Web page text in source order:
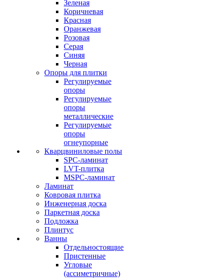
Зеленая
Коричневая
Красная
Оранжевая
Розовая
Серая
Синяя
Черная
Опоры для плитки
Регулируемые
опоры
Регулируемые
опоры
металлические
Регулируемые
опоры
огнеупорные
Кварцвиниловые полы
SPC-ламинат
LVT-плитка
MSPC-ламинат
Ламинат
Ковровая плитка
Инженерная доска
Паркетная доска
Подложка
Плинтус
Ванны
Отдельностоящие
Пристенные
Угловые
(ассиметричные)